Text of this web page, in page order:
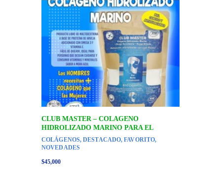
CLUB MASTER – COLAGENO
HIDROLIZADO MARINO PARA EL
COLÁGENOS,DESTACADO,FAVORITO,
NOVEDADES
$45,000